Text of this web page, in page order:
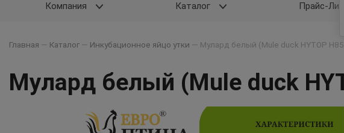
Компания Каталог Прайс-Лист
Главная — Каталог — Инкубационное яйцо утки — Мулард белый (Mule duck HYTOP
Мулард белый (Mule duck